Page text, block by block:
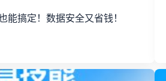
搞定！数据安全又省钱！